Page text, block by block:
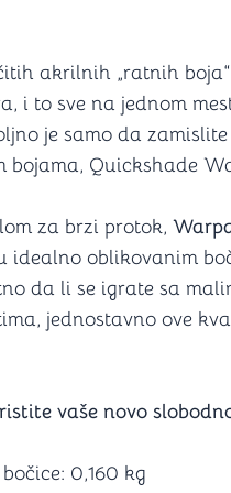
akrilnih „ratnih
i to sve na jednom
je samo da
bojama, Quickshade
za brzi protok,
idealno oblikovanim
da li se igrate sa
jednostavno ove
vaše novo
0,160 kg